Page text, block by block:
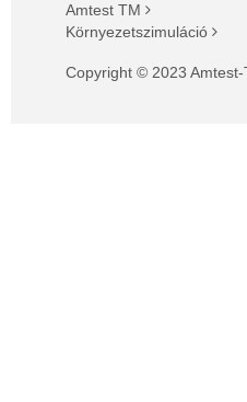
Amtest TM
Környezetszimuláció
Copyright © 2023